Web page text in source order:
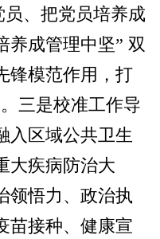
、把党员培养成
养成管理中坚” 双
锋模范作用，打
三是校准工作导
入区域公共卫生
大疾病防治大
领悟力、政治执
苗接种、健康宣